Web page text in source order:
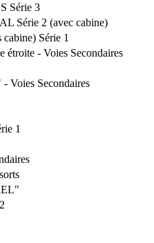
Série 3
Série 2 (avec cabine)
Série 1
- Voies Secondaires
Voies Secondaires
1